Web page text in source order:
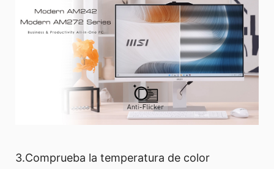
3.Comprueba la temperatura de color